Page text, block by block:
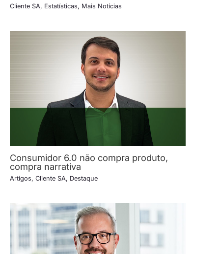
Cliente SA, Estatísticas, Mais Notícias
Consumidor 6.0 não compra produto,
compra narrativa
Artigos, Cliente SA, Destaque